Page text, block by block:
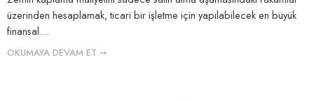
üzerinden hesaplamak, ticari bir işletme için yapılabilecek en büyük
finansal…
OKUMAYA DEVAM ET ➞